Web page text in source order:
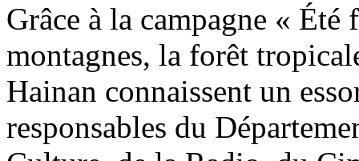
Grâce à la campagne « Été
montagnes, la forêt
Hainan connaissent un
responsables du